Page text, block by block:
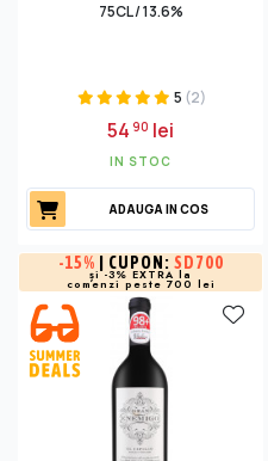
75CL / 13.6%
5 (2)
5490 lei
IN STOC
ADAUGA IN COS
-15% | CUPON: SD700
și -3% EXTRA la
comenzi peste 700 lei